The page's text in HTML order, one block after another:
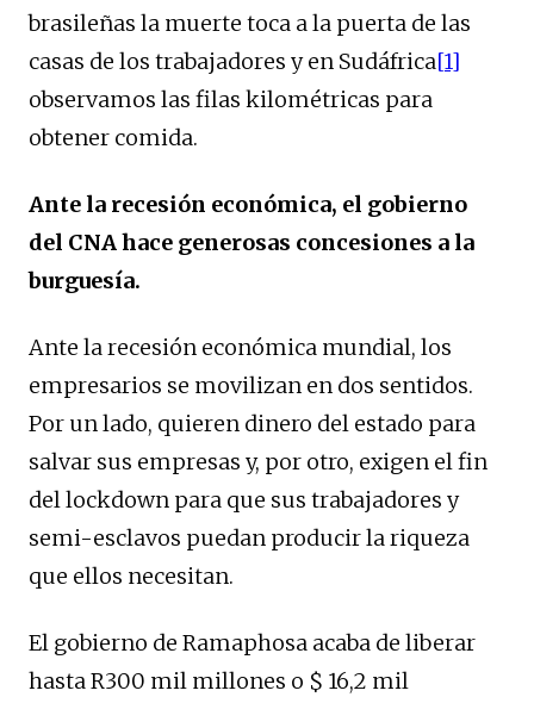
brasileñas la muerte toca a la puerta de las
casas de los trabajadores y en Sudáfrica[1]
observamos las filas kilométricas para
obtener comida.
Ante la recesión económica, el gobierno
del CNA hace generosas concesiones a la
burguesía.
Ante la recesión económica mundial, los
empresarios se movilizan en dos sentidos.
Por un lado, quieren dinero del estado para
salvar sus empresas y, por otro, exigen el fin
del lockdown para que sus trabajadores y
semi-esclavos puedan producir la riqueza
que ellos necesitan.
El gobierno de Ramaphosa acaba de liberar
hasta R300 mil millones o $ 16,2 mil